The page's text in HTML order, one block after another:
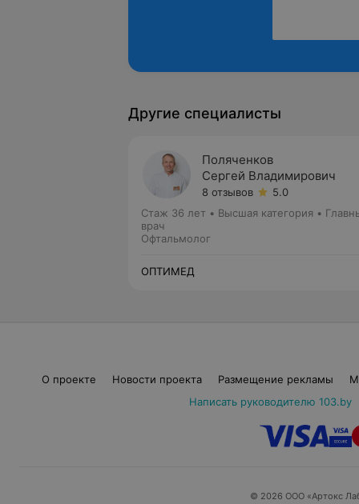
Другие специалисты
Поляченков
Сергей Владимирович
8 отзывов
5.0
Стаж 36 лет • Высшая категория •
врач
Офтальмолог
ОПТИМЕД
О проекте Новости проекта Размещение рекламы
Написать руководителю 103.by
© 2026 ООО «Артокс